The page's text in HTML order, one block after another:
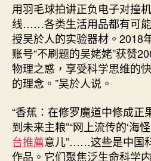
用羽毛球拍讲正负电子对撞
线……各类生活用品都有可
授吴於人的实验器材。2018
账号“不刷题的吴姥姥”获赞
物理之惑，享受科学思维的
的理念。”吴於人说。
“香蕉：在修罗魔道中修成正
到未来主粮”“网上流传的‘海
台推薦意儿”……这些是中国
作品。它们聚焦泛生命科学